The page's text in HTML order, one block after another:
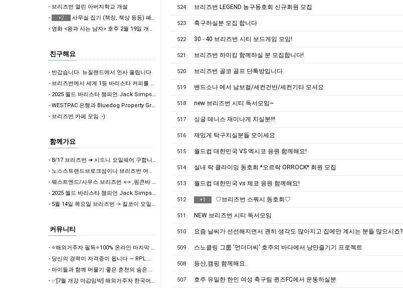
- 브리즈번 열린 아버지학교 개설
-
+2
사무실 집기 (책장, 책상 등등) 폐기 가능하신 업체 정보 부탁드립니다.
- 영화 <왕과 사는 남자> 호주 2월 19일 개봉 확정!
친구해요
- 반갑습니다. 뉴질랜드에서 인사 올립니다.
- 브리즈번에서 세계 1등 바리스타 커피를 무료로 마실 수 있다면?
- 2025 월드 바리스타 챔피언 Jack Simpson이 브리즈번에 옵니다! - The Hi…
- WESTPAC 은행과 Bluedog Property Group이 함께 무료 커피 & 부동산…
- 브리즈번 카페 모임 :-)
함께가요
- 8/17 브리즈번 ➔ 시드니 오일쉐어 구합니다!
- 노스스트랜드브로크섬이나 브리즈번 여행 동행 구해요~
- 웨스트엔드/사우스 브리즈번 <-> ,핑큰바 오일쉐어 구합니다
- 2025 월드 바리스타 챔피언 Jack Simpson이 브리즈번에 옵니다! - The Hi…
- 5월 14일 목요일 브리즈번 -> 킬코이 오일쉐어 구합니다
커뮤니티
- ⭐해외거주자 필독⭐100% 온라인 마지막 한국어교원 2급 추가모집 (~8/2)
- 당신의 경력이 자격증이 됩니다 — RPL 무료 상담
- 아이들과 함께 머물기 좋은 춘천의 숨은 보석 같은 수상스키 숙소 후기
- ✅[7월 개강 마감임박] 해외거주자 한국어교원 2급, 신청 전 반드시 확인할 5가지
524 브리즈번 LEGEND 농구동호회 신규회원 모집
523 축구하실분 모집 합니다
522 30 - 40 브리즈번 시티 보드게임 모임!
521 브리즈번 하이킹 함께하실 분 모집합니다!
520 브리즈번 골코 골프 단톡방입니다.
519 밴드소나 에서 남보컬/세컨건반/세컨기타 모셔요
518 new 브리즈번 시티 독서모임~
517 싱글 테니스 재미나게 치실분!!!
516 재밌게 탁구치실분들 모이세요
515 월드컵 대한민국 VS 멕시코 응원 함께해요!
514 실내 락 클라이밍 동호회 *오르락 ORROCK* 회원 모집
513 월드컵 대한민국 vs 체코 응원 함께해요!
512 +1 ♡브리즈번 스쿼시 동호회♡
511 NEW 브리즈번 시티 독서모임
510 요즘 날씨가 선선해지면서 괜히 생각도 많아지고 집에만 계시는 분들 많으시죠?
509 스노클링 그룹 '언더더씨' 호주의 바다에서 낭만즐기기 프로젝트
508 등산,캠핑 함께해요..
507 호주 유일한 한인 여성 축구팀 퀸즈FC에서 운동하실분